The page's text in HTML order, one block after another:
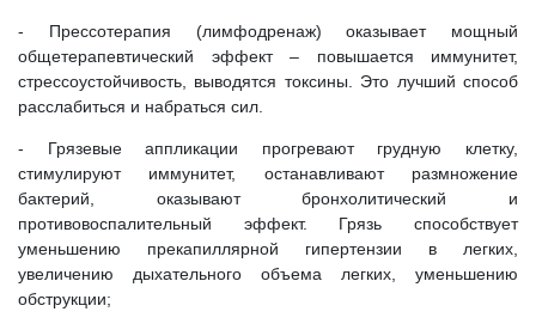
- Прессотерапия (лимфодренаж) оказывает мощный
общетерапевтический эффект – повышается иммунитет,
стрессоустойчивость, выводятся токсины. Это лучший способ
расслабиться и набраться сил.
- Грязевые аппликации прогревают грудную клетку,
стимулируют иммунитет, останавливают размножение
бактерий, оказывают бронхолитический и
противовоспалительный эффект. Грязь способствует
уменьшению прекапиллярной гипертензии в легких,
увеличению дыхательного объема легких, уменьшению
обструкции;